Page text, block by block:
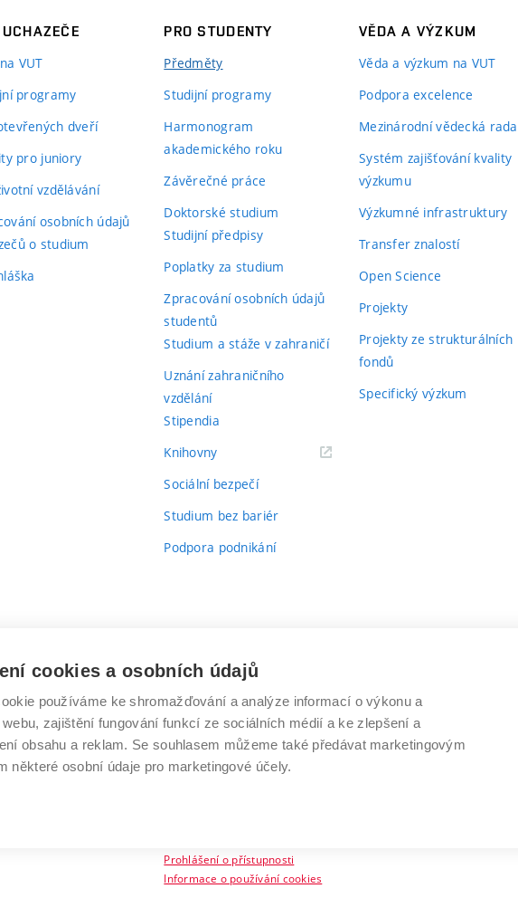
UCHAZEČE
VUT
programy
dveří
pro juniory
vzdělávání
osobních údajů
o studium
PRO STUDENTY
Předměty
Studijní programy
Harmonogram
akademického roku
Závěrečné práce
Doktorské studium
Studijní předpisy
Poplatky za studium
Zpracování osobních údajů
studentů
Studium a stáže v zahraničí
Uznání zahraničního
vzdělání
Stipendia
Knihovny(externí
Sociální bezpečí
Studium bez bariér
Podpora podnikání
VĚDA A VÝZKUM
Věda a výzkum na VUT
Podpora excelence
Mezinárodní vědecká rada
Systém zajišťování kvality
výzkumu
Výzkumné infrastruktury
Transfer znalostí
Open Science
Projekty
Projekty ze strukturálních
fondů
Specifický výzkum
Vysoké
učení
technické
v
VYSOKÉ UČENÍ TECHNICKÉ V BRNĚ
Antonínská 548/1
602 00 Brno
www.vut.cz
Prohlášení o přístupnosti
Informace o používání cookies
cookies a osobních údajů
používáme ke shromažďování a analýze informací o výkonu a
zajištění fungování funkcí ze sociálních médií a ke zlepšení a
obsahu a reklam. Se souhlasem můžeme také předávat marketingovým
některé osobní údaje pro marketingové účely.